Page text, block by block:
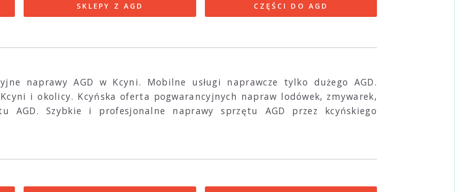
SKLEPY Z AGD CZĘŚCI DO AGD
naprawy AGD w Kcyni. Mobilne usługi naprawcze tylko dużego AGD.
i okolicy. Kcyńska oferta pogwarancyjnych napraw lodówek, zmywarek,
AGD. Szybkie i profesjonalne naprawy sprzętu AGD przez kcyńskiego